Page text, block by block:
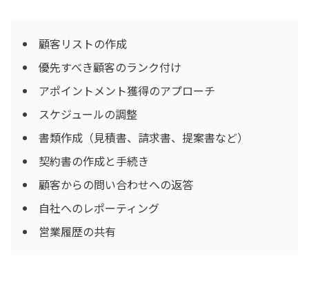
顧客リストの作成
優先すべき顧客のランク付け
アポイントメント獲得のアプローチ
スケジュールの調整
書類作成（見積書、請求書、提案書など）
契約書の作成と手続き
顧客からの問い合わせへの返答
自社へのレポーティング
営業履歴の共有